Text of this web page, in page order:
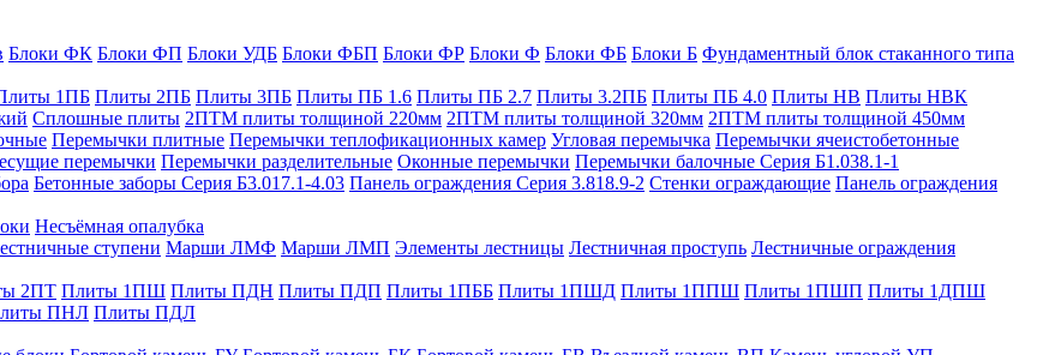
Блоки ФК Блоки ФП Блоки УДБ Блоки ФБП Блоки ФР Блоки Ф Блоки ФБ Блоки Б Фундаментный блок стаканного типа
1ПБ Плиты 2ПБ Плиты 3ПБ Плиты ПБ 1.6 Плиты ПБ 2.7 Плиты 3.2ПБ Плиты ПБ 4.0 Плиты НВ Плиты НВК
Сплошные плиты 2ПТМ плиты толщиной 220мм 2ПТМ плиты толщиной 320мм 2ПТМ плиты толщиной 450мм
Перемычки плитные Перемычки теплофикационных камер Угловая перемычка Перемычки ячеистобетонные
перемычки Перемычки разделительные Оконные перемычки Перемычки балочные Серия Б1.038.1-1
Бетонные заборы Серия Б3.017.1-4.03 Панель ограждения Серия 3.818.9-2 Стенки ограждающие Панель ограждения
Несъёмная опалубка
ступени Марши ЛМФ Марши ЛМП Элементы лестницы Лестничная проступь Лестничные ограждения
2ПТ Плиты 1ПШ Плиты ПДН Плиты ПДП Плиты 1ПББ Плиты 1ПШД Плиты 1ППШ Плиты 1ПШП Плиты 1ДПШ
ПНЛ Плиты ПДЛ